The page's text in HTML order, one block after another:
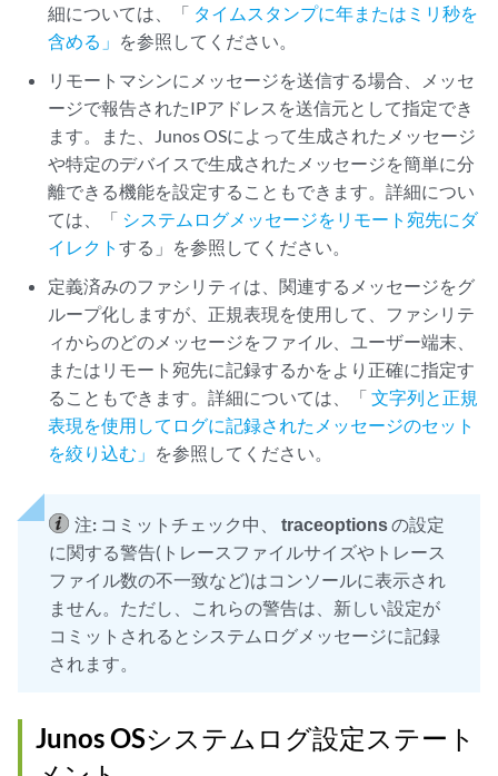
細については、「 タイムスタンプに年またはミリ秒を
含める」 を参照してください。
リモートマシンにメッセージを送信する場合、メッセ
ージで報告されたIPアドレスを送信元として指定でき
ます。また、Junos OSによって生成されたメッセージ
や特定のデバイスで生成されたメッセージを簡単に分
離できる機能を設定することもできます。詳細につい
ては、「 システムログメッセージをリモート宛先にダ
イレクトする」を参照してください。
定義済みのファシリティは、関連するメッセージをグ
ループ化しますが、正規表現を使用して、ファシリテ
ィからのどのメッセージをファイル、ユーザー端末、
またはリモート宛先に記録するかをより正確に指定す
ることもできます。詳細については、「文字列と正規
表現を使用してログに記録されたメッセージのセット
を絞り込む」 を参照してください。
注: コミットチェック中、 traceoptionsの設定
に関する警告(トレースファイルサイズやトレース
ファイル数の不一致など)はコンソールに表示され
ません。ただし、これらの警告は、新しい設定が
コミットされるとシステムログメッセージに記録
されます。
Junos OSシステムログ設定ステート